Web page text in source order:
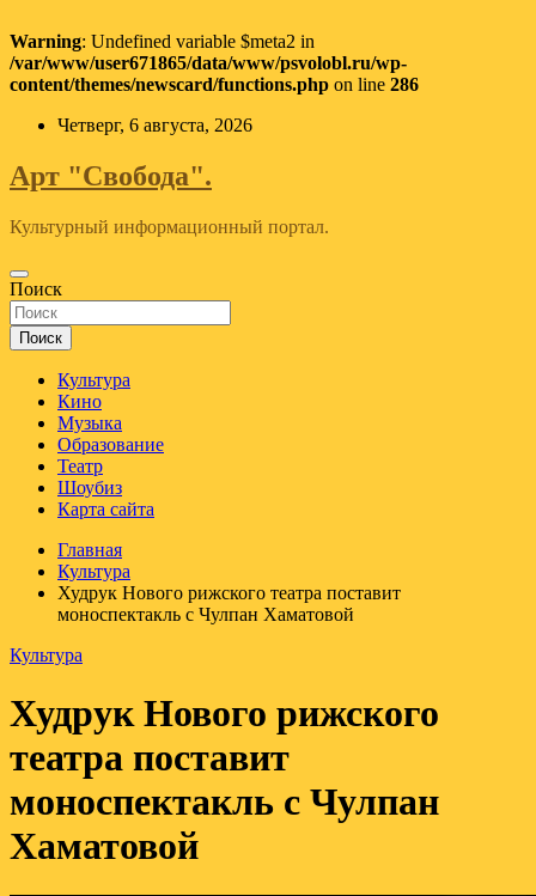
Warning: Undefined variable $meta2 in
/var/www/user671865/data/www/psvolobl.ru/wp-
content/themes/newscard/functions.php on line 286
Перейти
содержимому
Четверг, 6 августа, 2026
Арт "Свобода".
Культурный информационный портал.
Поиск
Поиск
Культура
Кино
Музыка
Образование
Театр
Шоубиз
Карта сайта
Главная
Культура
Худрук Нового рижского театра поставит
моноспектакль с Чулпан Хаматовой
Культура
Худрук Нового рижского
театра поставит
моноспектакль с Чулпан
Хаматовой